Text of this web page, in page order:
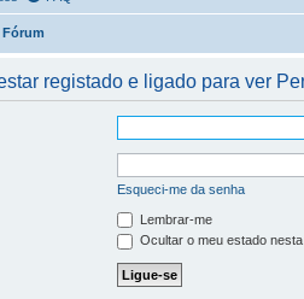
registado e ligado para ver
Esqueci-me da senha
Lembrar-me
Ocultar o meu estado